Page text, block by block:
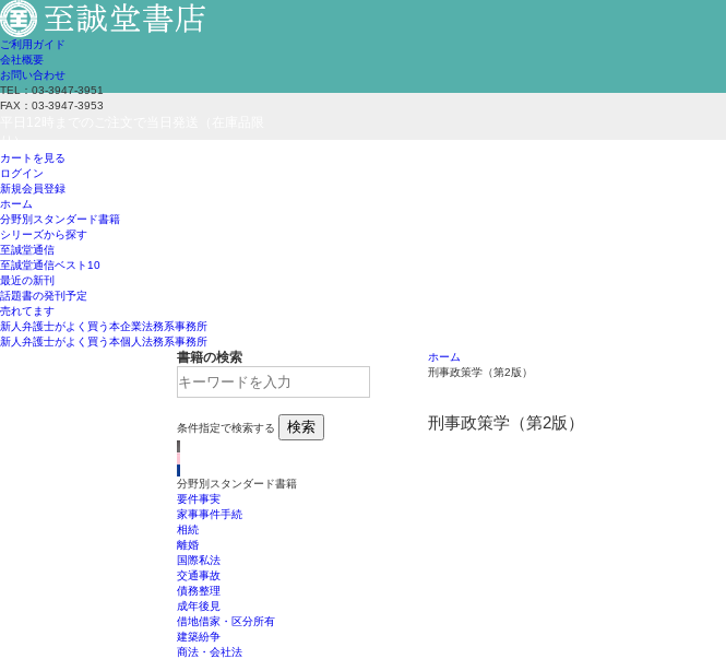
ご利用ガイド
会社概要
お問い合わせ
TEL：03-3947-3951
FAX：03-3947-3953
カートを見る
ログイン
新規会員登録
ホーム
分野別スタンダード書籍
シリーズから探す
至誠堂通信
至誠堂通信ベスト10
最近の新刊
話題書の発刊予定
売れてます
新人弁護士がよく買う本企業法務系事務所
新人弁護士がよく買う本個人法務系事務所
ホーム
刑事政策学（第2版）
刑事政策学（第2版）
書籍の検索
条件指定で検索する 検索
分野別スタンダード書籍
要件事実
家事事件手続
相続
離婚
国際私法
交通事故
債務整理
成年後見
借地借家・区分所有
建築紛争
商法・会社法